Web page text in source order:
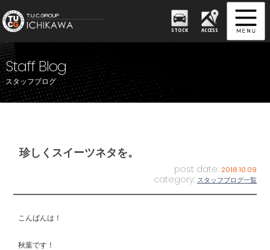
STOCK ACCESS
Staff Blog
スタッフブログ
珍しくスイーツネタを。
post date: 2018.10.09
category: スタッフブログ一覧
こんばんは！
秋葉です！